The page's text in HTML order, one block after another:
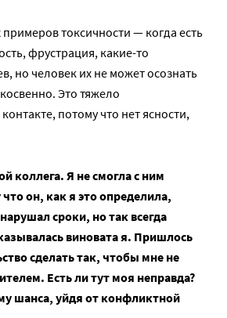
токсичности — когда есть
фрустрация, какие-то
но человек их не может осознать
Это тяжело
потому что нет ясности,
коллега. Я не смогла с ним
он, как я это определила,
сроки, но так всегда
виновата я. Пришлось
сделать так, чтобы мне не
Есть ли тут моя неправда?
шанса, уйдя от конфликтной